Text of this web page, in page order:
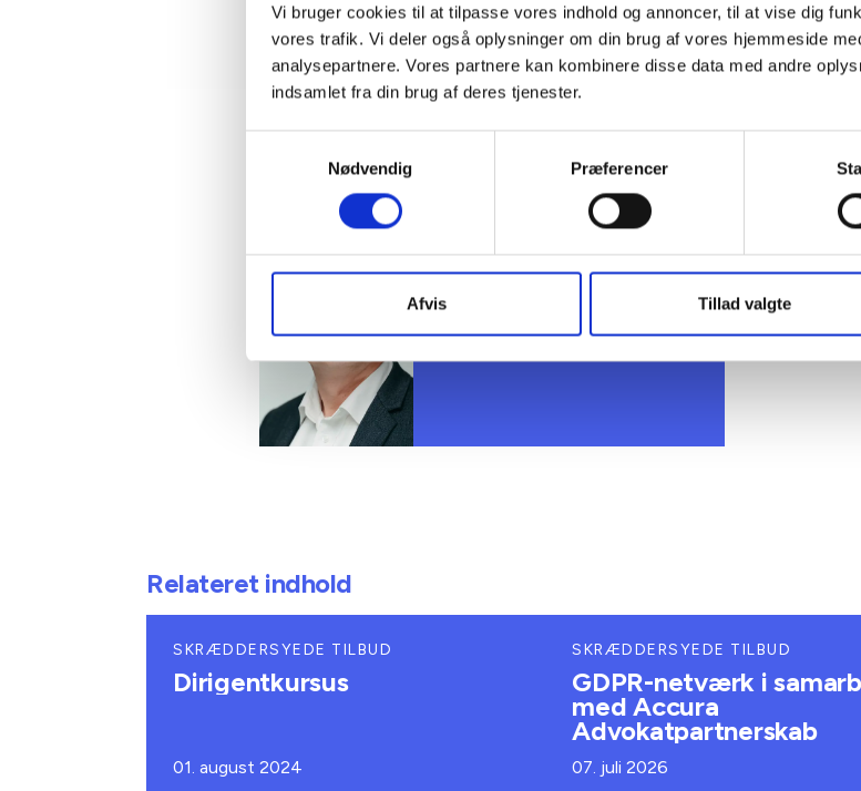
Vi bruger cookies til at tilpasse vores indhold og annoncer, til at vise dig
vores trafik. Vi deler også oplysninger om din brug af vores hjemmeside
analysepartnere. Vores partnere kan kombinere disse data med andre
indsamlet fra din brug af deres tjenester.
Nødvendig
Præferencer
Afvis Tillad valgte
Søren Madsen, tidl. BL - Danmarks Almene Boliger
Toke Arndal, tidl. SALUS Boligadministration
Tinus Lassen, BL - Danmarks Almene Boliger
Kontakt
Tinus Lassen
Tlf: 61 22 04 65
Mail: tla@bl.dk
Relateret indhold
SKRÆDDERSYEDE TILBUD
Dirigentkursus
01. august 2024
SKRÆDDERSYEDE TILBUD
GDPR-netværk i
med Accura
Advokatpartnerskab
07. juli 2026